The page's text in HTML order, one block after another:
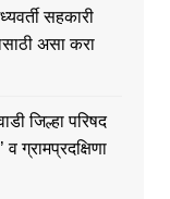
सहकारी
असा करा
जिल्हा परिषद
ग्रामप्रदक्षिणा